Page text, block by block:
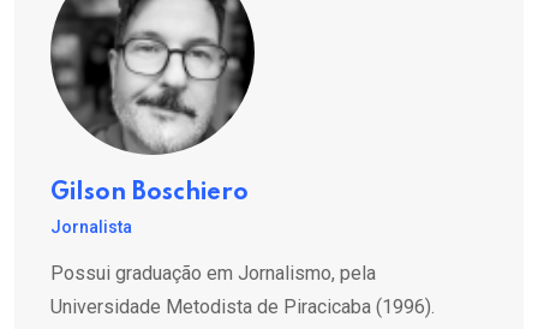
Gilson Boschiero
Jornalista
Possui graduação em Jornalismo, pela
Universidade Metodista de Piracicaba (1996).